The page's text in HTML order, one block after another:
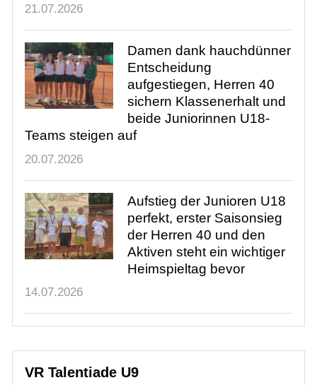
Jugend
Training
Gaststätte
21.07.2026
Damen dank hauchdünner
Entscheidung
aufgestiegen, Herren 40
sichern Klassenerhalt und
beide Juniorinnen U18-
Teams steigen auf
20.07.2026
Aufstieg der Junioren U18
perfekt, erster Saisonsieg
der Herren 40 und den
Aktiven steht ein wichtiger
Heimspieltag bevor
14.07.2026
VR Talentiade U9